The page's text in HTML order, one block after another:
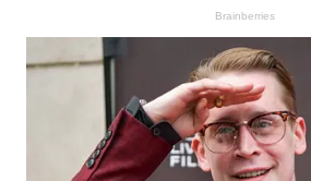
Brainberries